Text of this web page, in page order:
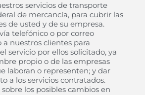
servicios de transporte
de mercancía, para cubrir las
de usted y de su empresa.
telefónico o por correo
a nuestros clientes para
servicio por ellos solicitado, ya
propio o de las empresas
laboran o representen; y dar
a los servicios contratados.
los posibles cambios en